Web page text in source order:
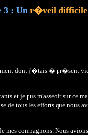
3 : Un r�veil
dont j'�tais � pr�sent
et je pus m'asseoir sur
tous les efforts que
compagnons. Nous